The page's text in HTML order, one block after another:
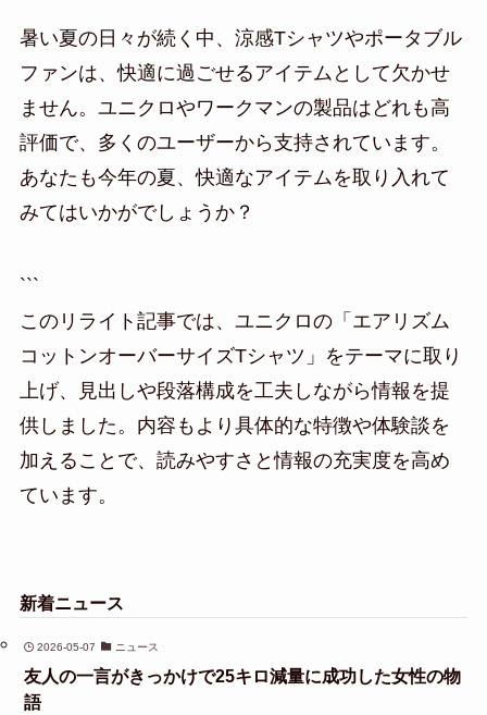
暑い夏の日々が続く中、涼感Tシャツやポータブル
ファンは、快適に過ごせるアイテムとして欠かせ
ません。ユニクロやワークマンの製品はどれも高
評価で、多くのユーザーから支持されています。
あなたも今年の夏、快適なアイテムを取り入れて
みてはいかがでしょうか？
```
このリライト記事では、ユニクロの「エアリズム
コットンオーバーサイズTシャツ」をテーマに取り
上げ、見出しや段落構成を工夫しながら情報を提
供しました。内容もより具体的な特徴や体験談を
加えることで、読みやすさと情報の充実度を高め
ています。
新着ニュース
2026-05-07 ニュース
友人の一言がきっかけで25キロ減量に成功した女性の物
語